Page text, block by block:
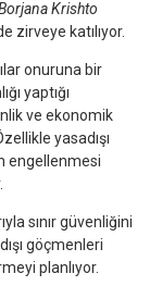
Krishto
zirveye katılıyor.
onuruna bir
yaptığı
ve ekonomik
yasadışı
engellenmesi
sınır güvenliğini
göçmenleri
planlıyor.